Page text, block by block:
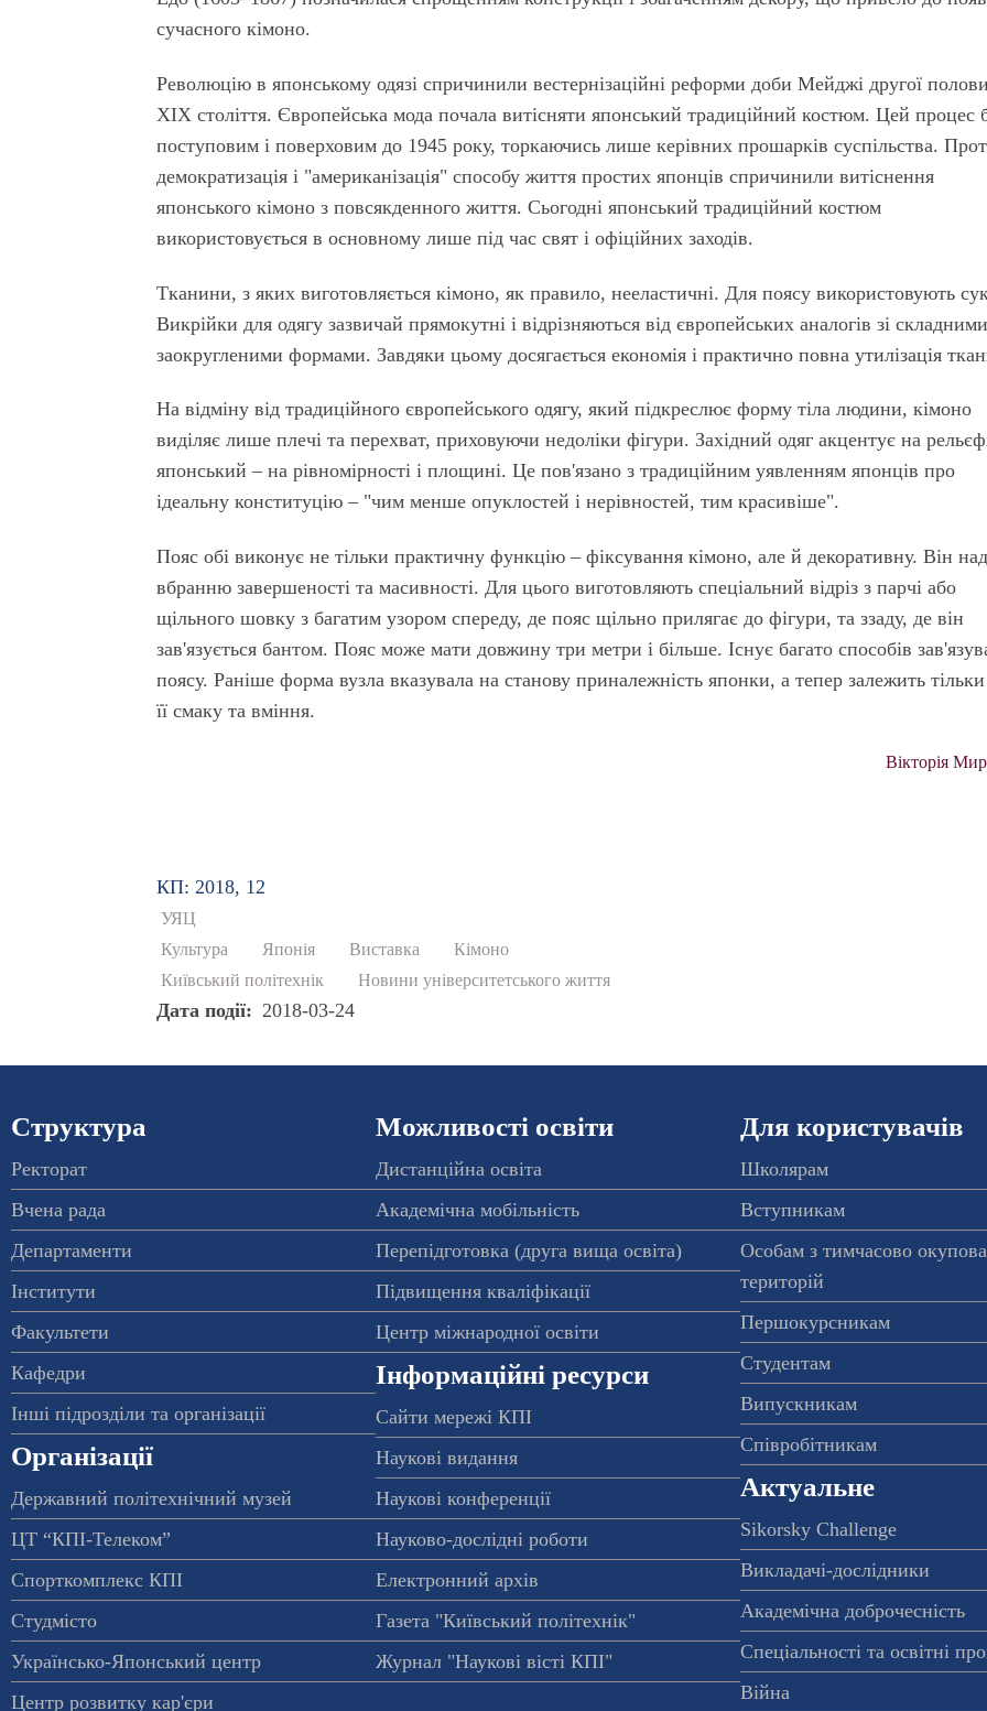
сучасного кімоно.
Революцію в японському одязі спричинили вестернізаційні реформи доби Мейджі другої
ХІХ століття. Європейська мода почала витісняти японський традиційний костюм. Цей процес
поступовим і поверховим до 1945 року, торкаючись лише керівних прошарків суспільства.
демократизація і "американізація" способу життя простих японців спричинили витіснення
японського кімоно з повсякденного життя. Сьогодні японський традиційний костюм
використовується в основному лише під час свят і офіційних заходів.
Тканини, з яких виготовляється кімоно, як правило, нееластичні. Для поясу використовують
Викрійки для одягу зазвичай прямокутні і відрізняються від європейських аналогів зі
заокругленими формами. Завдяки цьому досягається економія і практично повна утилізація
На відміну від традиційного європейського одягу, який підкреслює форму тіла людини, кімоно
виділяє лише плечі та перехват, приховуючи недоліки фігури. Західний одяг акцентує на
японський – на рівномірності і площині. Це пов'язано з традиційним уявленням японців про
ідеальну конституцію – "чим менше опуклостей і нерівностей, тим красивіше".
Пояс обі виконує не тільки практичну функцію – фіксування кімоно, але й декоративну. Він
вбранню завершеності та масивності. Для цього виготовляють спеціальний відріз з парчі або
щільного шовку з багатим узором спереду, де пояс щільно прилягає до фігури, та ззаду, де він
зав'язується бантом. Пояс може мати довжину три метри і більше. Існує багато способів
поясу. Раніше форма вузла вказувала на станову приналежність японки, а тепер залежить тільки
її смаку та вміння.
Вікторія
КП: 2018, 12
УЯЦ
Культура
Японія Виставка
Кімоно
Київський політехнік
Новини університетського життя
Дата події 2018-03-24
Структура
Ректорат
Вчена рада
Департаменти
Інститути
Факультети
Кафедри
Інші підрозділи та організації
Організації
Державний політехнічний музей
ЦТ “КПІ-Телеком”
Спорткомплекс КПІ
Студмісто
Українсько-Японський центр
Центр розвитку кар'єри
Можливості освіти
Дистанційна освіта
Академічна мобільність
Перепідготовка (друга вища освіта)
Підвищення кваліфікації
Центр міжнародної освіти
Інформаційні ресурси
Сайти мережі КПІ
Наукові видання
Наукові конференції
Науково-дослідні роботи
Електронний архів
Газета "Київський політехнік"
Журнал "Наукові вісті КПІ"
Для користувачів
Школярам
Вступникам
Особам з тимчасово
територій
Першокурсникам
Студентам
Випускникам
Співробітникам
Актуальне
Sikorsky Challenge
Викладачі-дослідники
Академічна доброчесність
Спеціальності та освітні
Війна